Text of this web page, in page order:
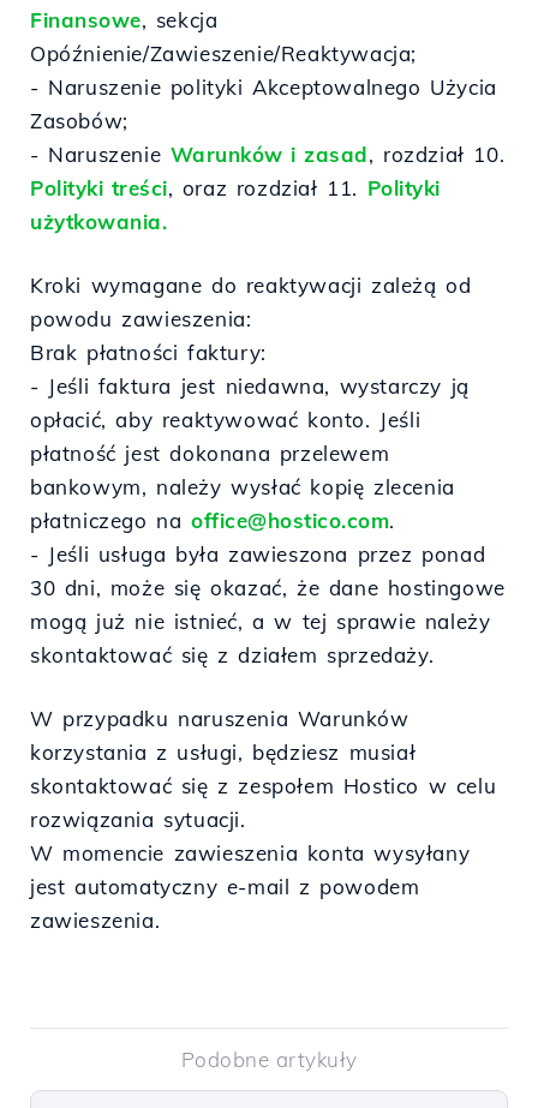
Finansowe, sekcja
Opóźnienie/Zawieszenie/Reaktywacja;
- Naruszenie polityki Akceptowalnego Użycia
Zasobów;
- Naruszenie Warunków i zasad, rozdział 10.
Polityki treści, oraz rozdział 11. Polityki
użytkowania.
Kroki wymagane do reaktywacji zależą od
powodu zawieszenia:
Brak płatności faktury:
- Jeśli faktura jest niedawna, wystarczy ją
opłacić, aby reaktywować konto. Jeśli
płatność jest dokonana przelewem
bankowym, należy wysłać kopię zlecenia
płatniczego na office@hostico.com.
- Jeśli usługa była zawieszona przez ponad
30 dni, może się okazać, że dane hostingowe
mogą już nie istnieć, a w tej sprawie należy
skontaktować się z działem sprzedaży.
W przypadku naruszenia Warunków
korzystania z usługi, będziesz musiał
skontaktować się z zespołem Hostico w celu
rozwiązania sytuacji.
W momencie zawieszenia konta wysyłany
jest automatyczny e-mail z powodem
zawieszenia.
Podobne artykuły